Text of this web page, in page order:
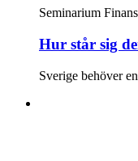
Seminarium
Hur står sig
Sverige behöver